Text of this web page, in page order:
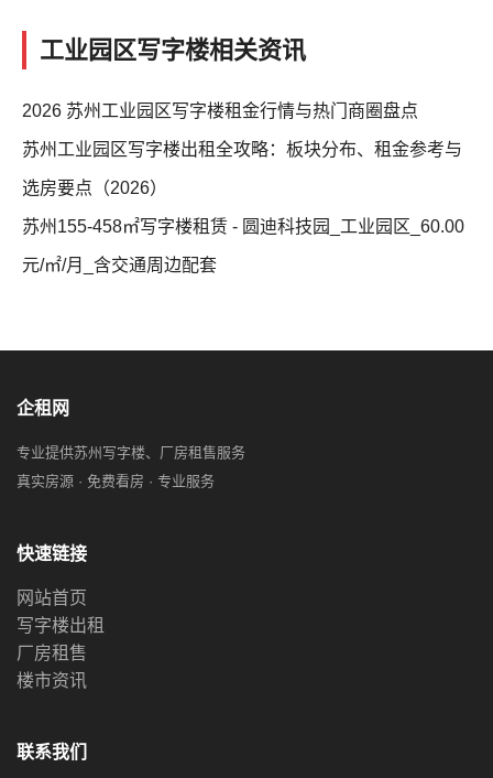
工业园区写字楼相关资讯
2026 苏州工业园区写字楼租金行情与热门商圈盘点
苏州工业园区写字楼出租全攻略：板块分布、租金参考与
选房要点（2026）
苏州155-458㎡写字楼租赁 - 圆迪科技园_工业园区_60.00
元/㎡/月_含交通周边配套
企租网
专业提供苏州写字楼、厂房租售服务
真实房源 · 免费看房 · 专业服务
快速链接
网站首页
写字楼出租
厂房租售
楼市资讯
联系我们